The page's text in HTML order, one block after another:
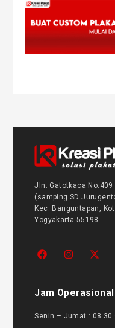
Jln. Gatotkaca No.409
(samping SD
Kec. Banguntapan,
Yogyakarta 55198
Jam Operasional
Senin – Jumat : 08.30